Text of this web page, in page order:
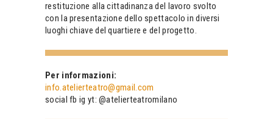
restituzione alla cittadinanza del lavoro svolto
con la presentazione dello spettacolo in diversi
luoghi chiave del quartiere e del progetto.
Per informazioni:
info.atelierteatro@gmail.com
social fb ig yt: @atelierteatromilano